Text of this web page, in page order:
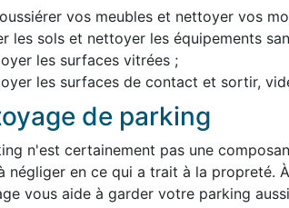
vos meubles et nettoyer vos
les sols et nettoyer les équipements
les surfaces vitrées ;
les surfaces de contact et sortir,
de parking
n'est certainement pas une
négliger en ce qui a trait à la propreté.
vous aide à garder votre parking